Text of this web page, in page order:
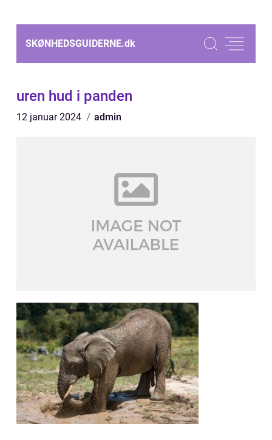
SKØNHEDSGUIDERNE.dk
uren hud i panden
12 januar 2024 admin